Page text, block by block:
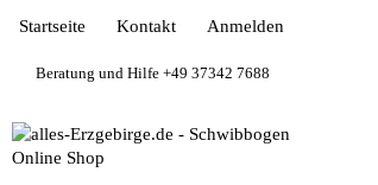
Beratung und Hilfe +49 37342 7688
Startseite Kontakt Anmelden